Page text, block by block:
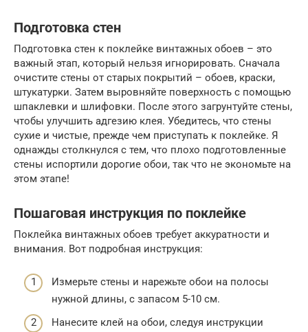
Подготовка стен
Подготовка стен к поклейке винтажных обоев – это
важный этап, который нельзя игнорировать. Сначала
очистите стены от старых покрытий – обоев, краски,
штукатурки. Затем выровняйте поверхность с помощью
шпаклевки и шлифовки. После этого загрунтуйте стены,
чтобы улучшить адгезию клея. Убедитесь, что стены
сухие и чистые, прежде чем приступать к поклейке. Я
однажды столкнулся с тем, что плохо подготовленные
стены испортили дорогие обои, так что не экономьте на
этом этапе!
Пошаговая инструкция по поклейке
Поклейка винтажных обоев требует аккуратности и
внимания. Вот подробная инструкция:
Измерьте стены и нарежьте обои на полосы
нужной длины, с запасом 5-10 см.
Нанесите клей на обои, следуя инструкции